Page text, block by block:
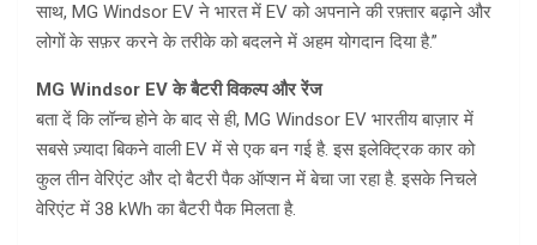
साथ, MG Windsor EV ने भारत में EV को अपनाने की रफ़्तार बढ़ाने और
लोगों के सफ़र करने के तरीके को बदलने में अहम योगदान दिया है.”
MG Windsor EV के बैटरी विकल्प और रेंज
बता दें कि लॉन्च होने के बाद से ही, MG Windsor EV भारतीय बाज़ार में
सबसे ज़्यादा बिकने वाली EV में से एक बन गई है. इस इलेक्ट्रिक कार को
कुल तीन वेरिएंट और दो बैटरी पैक ऑप्शन में बेचा जा रहा है. इसके निचले
वेरिएंट में 38 kWh का बैटरी पैक मिलता है.